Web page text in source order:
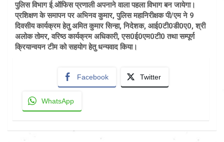
पुलिस विभाग ई.ऑफिस प्रणाली अपनाने वाला पहला विभाग बन जायेगा।
प्रशिक्षण के समापन पर अभिनव कुमार, पुलिस महानिरीक्षक पी/एम ने 9
दिवसीय कार्यक्रम हेतु अमित कुमार सिन्हा, निदेशक, आई0टी0डी0ए0, श्री
अलोक तोमर, वरिष्ठ कार्यक्रम अधिकारी, एस0ई0एम0टी0 तथा सम्पूर्ण
क्रियान्वयन टीम को सहयोग हेतु धन्यवाद किया।
Facebook Twitter
WhatsApp